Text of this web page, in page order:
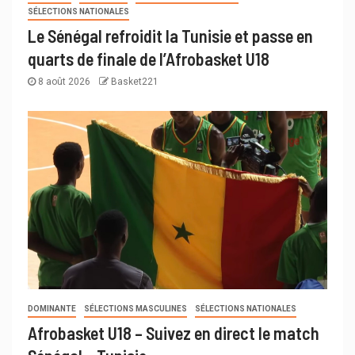
SÉLECTIONS NATIONALES
Le Sénégal refroidit la Tunisie et passe en
quarts de finale de l’Afrobasket U18
8 août 2026 Basket221
DOMINANTE SÉLECTIONS MASCULINES SÉLECTIONS NATIONALES
Afrobasket U18 – Suivez en direct le match